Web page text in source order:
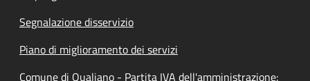
Segnalazione disservizio
Piano di miglioramento dei servizi
Comune di Qualiano - Partita IVA dell'amministrazione: